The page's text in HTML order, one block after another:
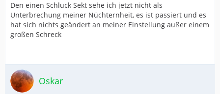
Den einen Schluck Sekt sehe ich jetzt nicht als
Unterbrechung meiner Nüchternheit, es ist passiert und es
hat sich nichts geändert an meiner Einstellung außer einem
großen Schreck
Oskar